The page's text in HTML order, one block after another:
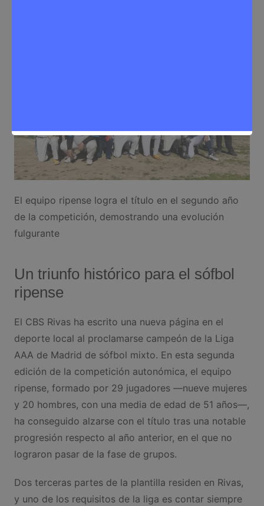
El equipo ripense logra el título en el segundo año
de la competición, demostrando una evolución
fulgurante
Un triunfo histórico para el sófbol
ripense
El CBS Rivas ha escrito una nueva página en el
deporte local al proclamarse campeón de la Liga
AAA de Madrid de sófbol mixto. En esta segunda
edición de la competición autonómica, el equipo
ripense, formado por 29 jugadores —nueve mujeres
y 20 hombres, con una media de edad de 51 años—,
ha conseguido alzarse con el título tras una notable
progresión respecto al año anterior, en el que no
lograron pasar de la fase de grupos.
Dos terceras partes de la plantilla residen en Rivas,
y uno de los requisitos de la liga es contar siempre